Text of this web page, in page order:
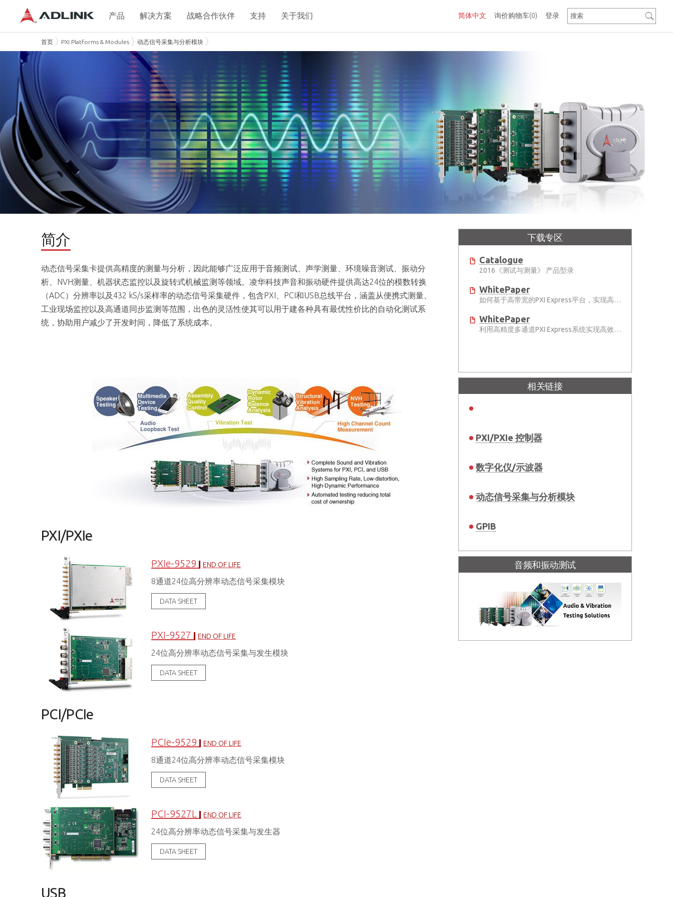
询价购物车(0)
简体中文 登录
产品 解决方案 战略合作伙伴 支持 关于我们
首页 PXI Platforms & Modules 动态信号采集与分析模块
简介
动态信号采集卡提供高精度的测量与分析，因此能够广泛应用于音频测试、声学测量、环境噪音测试、振动分
析、NVH测量、机器状态监控以及旋转式机械监测等领域。凌华科技声音和振动硬件提供高达24位的模数转换
（ADC）分辨率以及432 kS/s采样率的动态信号采集硬件，包含PXI、PCI和USB总线平台，涵盖从便携式测量、
工业现场监控以及高通道同步监测等范围，出色的灵活性使其可以用于建各种具有最优性价比的自动化测试系
统，协助用户减少了开发时间，降低了系统成本。
下载专区
Catalogue
2016《测试与测量》 产品型录
WhitePaper
如何基于高带宽的PXI Express平台，实现高速数据记录？
WhitePaper
利用高精度多通道PXI Express系统实现高效的风洞实验测试
相关链接
PXI/PXIe 控制器
数字化仪/示波器
动态信号采集与分析模块
GPIB
PXI/PXIe
PXIe-9529 END OF LIFE
8通道24位高分辨率动态信号采集模块
DATA SHEET
PXI-9527 END OF LIFE
24位高分辨率动态信号采集与发生模块
DATA SHEET
音频和振动测试
PCI/PCIe
PCIe-9529 END OF LIFE
8通道24位高分辨率动态信号采集模块
DATA SHEET
PCI-9527L END OF LIFE
24位高分辨率动态信号采集与发生器
DATA SHEET
USB